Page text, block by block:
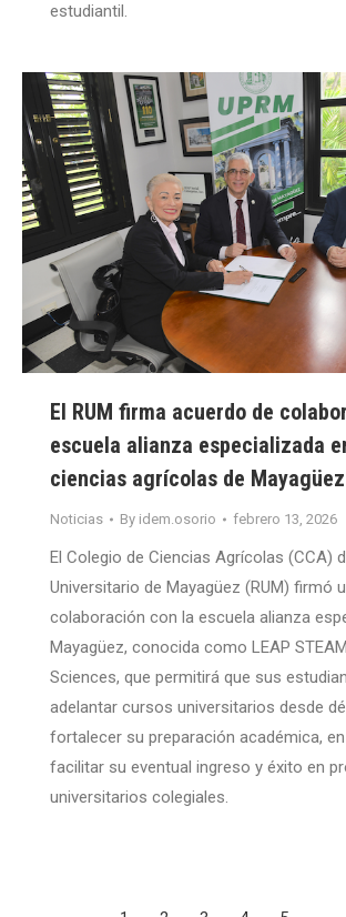
estudiantil.
El RUM firma acuerdo de
escuela alianza especializada
ciencias agrícolas de Mayagüez
Noticias By idem.osorio febrero 13, 2026
El Colegio de Ciencias Agrícolas (CCA)
Universitario de Mayagüez (RUM) firmó
colaboración con la escuela alianza
Mayagüez, conocida como LEAP
Sciences, que permitirá que sus
adelantar cursos universitarios desde
fortalecer su preparación académica,
facilitar su eventual ingreso y éxito en
universitarios colegiales.